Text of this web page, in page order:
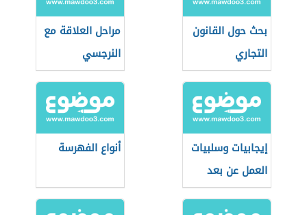
بحث حول القانون
التجاري
مراحل العلاقة مع
النرجسي
إيجابيات وسلبيات
العمل عن بعد
أنواع الفهرسة